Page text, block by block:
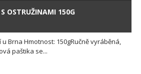
OSTRUŽINAMI 150G
Brna Hmotnost: 150gRučně vyráběná,
paštika se...